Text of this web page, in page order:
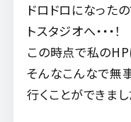
ドロドロになった
トスタジオへ・・・！
この時点で私の
そんなこんなで無
行くことができまし